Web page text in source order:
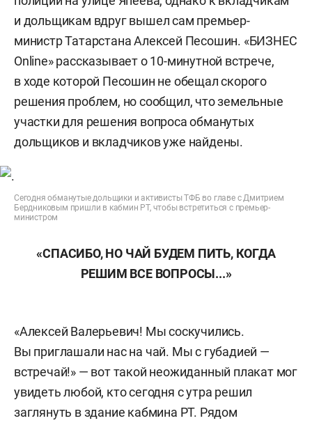
и дольщикам вдруг вышел сам премьер-
министр Татарстана Алексей Песошин. «БИЗНЕС
Online» рассказывает о 10-минутной встрече,
в ходе которой Песошин не обещал скорого
решения проблем, но сообщил, что земельные
участки для решения вопроса обманутых
дольщиков и вкладчиков уже найдены.
Сегодня обманутые дольщики и активисты ТФБ во главе с Дмитрием
Бердниковым пришли в кабмин РТ, чтобы встретиться с премьер-
министром
«СПАСИБО, НО ЧАЙ БУДЕМ ПИТЬ, КОГДА
РЕШИМ ВСЕ ВОПРОСЫ...»
«Алексей Валерьевич! Мы соскучились.
Вы приглашали нас на чай. Мы с губадией —
встречай!» — вот такой неожиданный плакат мог
увидеть любой, кто сегодня с утра решил
заглянуть в здание кабмина РТ. Рядом